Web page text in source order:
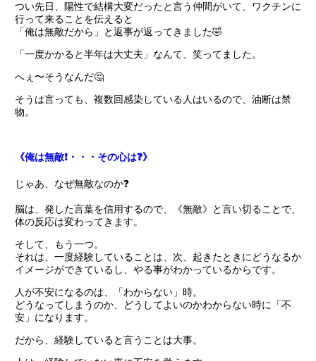
つい先日、陽性で結構大変だったと言う仲間がいて、ワクチンに
行って来ることを伝えると
「俺は無敵だから」と返事が返ってきました🤣
「一度かかると半年は大丈夫」なんて、笑ってました。
へぇ〜そうなんだ🤔
そうは言っても、複数回感染している人はいるので、油断は禁
物。
《俺は無敵❗️・・・その心は❓》
じゃあ、なぜ無敵なのか❓
脳は、発した言葉を信用するので、《無敵》と言い切ることで、
体の反応は変わってきます。
そして、もう一つ。
それは、一度経験していることは、次、起きたときにどうなるか
イメージができているし、やる事がわかっているからです。
人が不安になるのは、「わからない」時。
どうなってしまうのか、どうしてよいのかわからない時に「不
安」になります。
だから、経験していると言うことは大事。